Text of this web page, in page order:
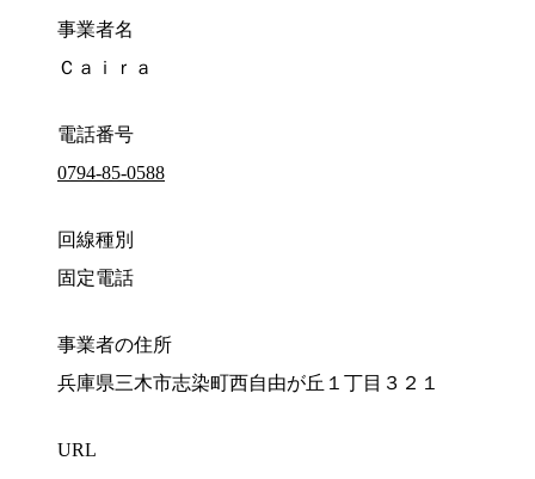
事業者名
Ｃａｉｒａ
電話番号
0794-85-0588
回線種別
固定電話
事業者の住所
兵庫県三木市志染町西自由が丘１丁目３２１
URL